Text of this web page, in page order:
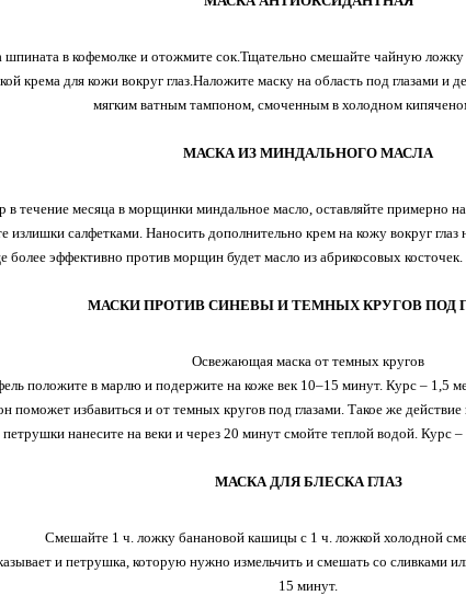
шпината в кофемолке и отожмите сок.Тщательно смешайте чайную
крема для кожи вокруг глаз.Наложите маску на область под глазами и
мягким ватным тампоном, смоченным в холодном
МАСКА ИЗ МИНДАЛЬНОГО МАСЛА
течение месяца в морщинки миндальное масло, оставляйте примерно
излишки салфетками. Наносить дополнительно крем на кожу вокруг глаз
более эффективно против морщин будет масло из абрикосовых
МАСКИ ПРОТИВ СИНЕВЫ И ТЕМНЫХ КРУГОВ ПОД
Освежающая маска от темных кругов
положите в марлю и подержите на коже век 10–15 минут. Курс – 1,5
поможет избавиться и от темных кругов под глазами. Такое же
петрушки нанесите на веки и через 20 минут смойте теплой водой. Курс
МАСКА ДЛЯ БЛЕСКА ГЛАЗ
Смешайте 1 ч. ложку банановой кашицы с 1 ч. ложкой холодной
и петрушка, которую нужно измельчить и смешать со сливками
15 минут.